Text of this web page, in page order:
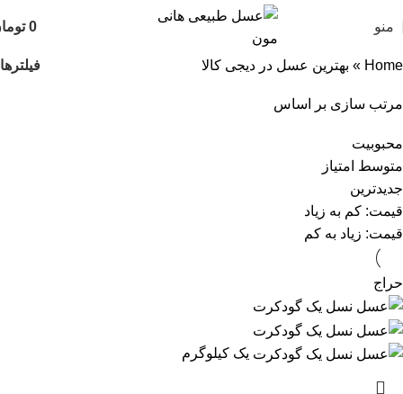
منو 0
Home
» بهترین عسل در دیجی کالا فیلترها
مرتب سازی بر اساس
محبوبیت
متوسط امتیاز
جدیدترین
قیمت: کم به زیاد
قیمت: زیاد به کم
حراج
یک کیلوگرم